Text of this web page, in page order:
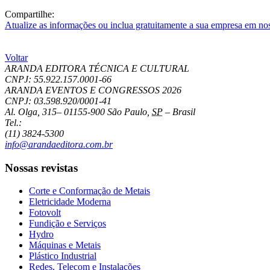
Compartilhe:
Atualize as informações ou inclua gratuitamente a sua empresa em
Voltar
ARANDA EDITORA TÉCNICA E CULTURAL
CNPJ: 55.922.157.0001-66
ARANDA EVENTOS E CONGRESSOS 2026
CNPJ: 03.598.920/0001-41
Al. Olga, 315– 01155-900 São Paulo SP – Brasil
Tel.:
(11) 3824-5300
info@arandaeditora.com.br
Nossas revistas
Corte e Conformação de Metais
Eletricidade Moderna
Fotovolt
Fundição e Serviços
Hydro
Máquinas e Metais
Plástico Industrial
Redes, Telecom e Instalações